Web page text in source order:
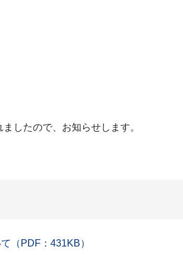
したので、お知らせします。
（PDF：431KB）